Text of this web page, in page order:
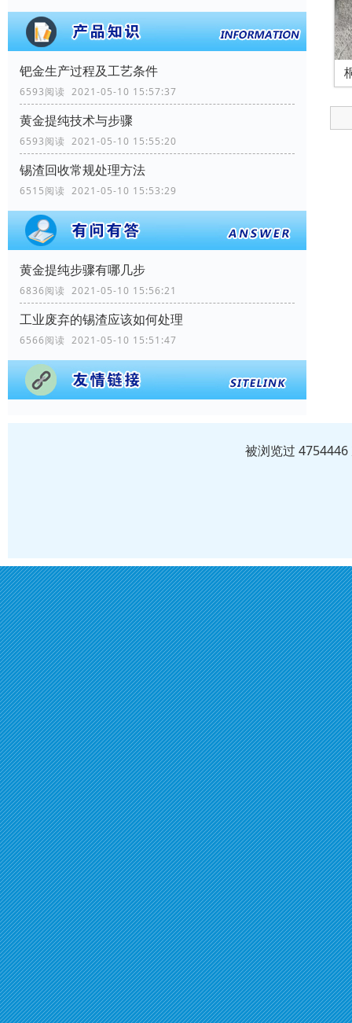
钯金生产过程及工艺条件
6593阅读 2021-05-10 15:57:37
黄金提纯技术与步骤
6593阅读 2021-05-10 15:55:20
锡渣回收常规处理方法
6515阅读 2021-05-10 15:53:29
黄金提纯步骤有哪几步
6836阅读 2021-05-10 15:56:21
工业废弃的锡渣应该如何处理
6566阅读 2021-05-10 15:51:47
被浏览过